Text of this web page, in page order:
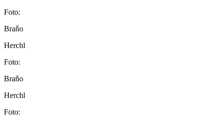
Foto:
Braňo
Herchl
Foto:
Braňo
Herchl
Foto: